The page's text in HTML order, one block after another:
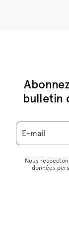
bulletin
E-mail
Nous
données